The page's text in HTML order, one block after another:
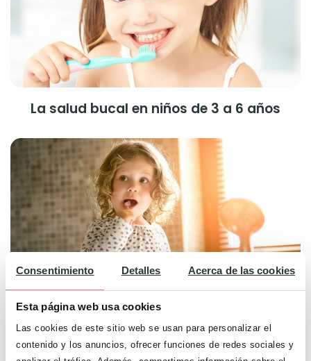
Consentimiento Detalles Acerca de las cookies
Esta página web usa cookies
Las cookies de este sitio web se usan para personalizar el
contenido y los anuncios, ofrecer funciones de redes sociales y
La salud bucal en niños de 3 a 6 años
Cómo prevenir la caries en los niños